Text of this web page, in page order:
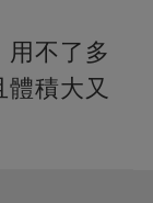
用不了多
積大又